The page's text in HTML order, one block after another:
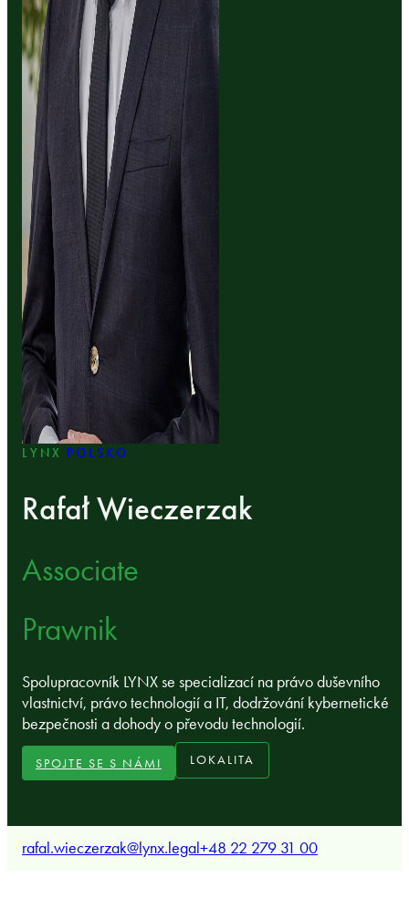
LYNX POLSKO
Rafał Wieczerzak
Associate
Prawnik
Spolupracovník LYNX se specializací na právo duševního
vlastnictví, právo technologií a IT, dodržování kybernetické
bezpečnosti a dohody o převodu technologií.
SPOJTE SE S NÁMI LOKALITA
rafal.wieczerzak@lynx.legal+48 22 279 31 00